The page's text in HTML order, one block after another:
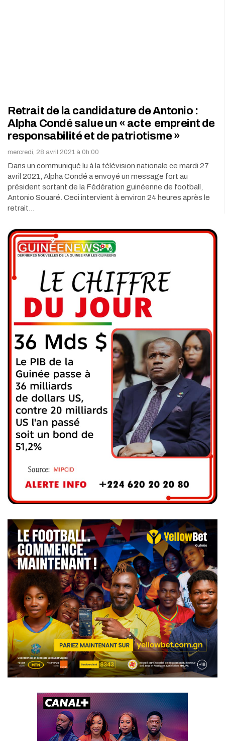
Retrait de la candidature de Antonio :
Alpha Condé salue un « acte empreint de
responsabilité et de patriotisme »
mercredi, 28 avril 2021 à 0h:00
Dans un communiqué lu à la télévision nationale ce mardi 27
avril 2021, Alpha Condé a envoyé un message fort au
président sortant de la Fédération guinéenne de football,
Antonio Souaré. Ceci intervient à environ 24 heures après le
retrait…